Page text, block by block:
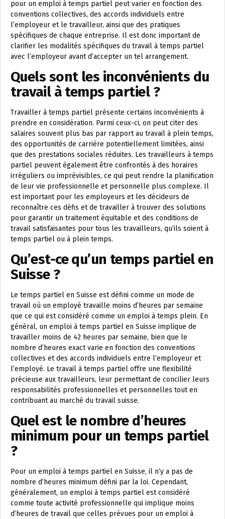
pour un emploi à temps partiel peut varier en fonction des
conventions collectives, des accords individuels entre
l’employeur et le travailleur, ainsi que des pratiques
spécifiques de chaque entreprise. Il est donc important de
clarifier les modalités spécifiques du travail à temps partiel
avec l’employeur avant d’accepter un tel arrangement.
Quels sont les inconvénients du
travail à temps partiel ?
Travailler à temps partiel présente certains inconvénients à
prendre en considération. Parmi ceux-ci, on peut citer des
salaires souvent plus bas par rapport au travail à plein temps,
des opportunités de carrière potentiellement limitées, ainsi
que des prestations sociales réduites. Les travailleurs à temps
partiel peuvent également être confrontés à des horaires
irréguliers ou imprévisibles, ce qui peut rendre la planification
de leur vie professionnelle et personnelle plus complexe. Il
est important pour les employeurs et les décideurs de
reconnaître ces défis et de travailler à trouver des solutions
pour garantir un traitement équitable et des conditions de
travail satisfaisantes pour tous les travailleurs, qu’ils soient à
temps partiel ou à plein temps.
Qu’est-ce qu’un temps partiel en
Suisse ?
Le temps partiel en Suisse est défini comme un mode de
travail où un employé travaille moins d’heures par semaine
que ce qui est considéré comme un emploi à temps plein. En
général, un emploi à temps partiel en Suisse implique de
travailler moins de 42 heures par semaine, bien que le
nombre d’heures exact varie en fonction des conventions
collectives et des accords individuels entre l’employeur et
l’employé. Le travail à temps partiel offre une flexibilité
précieuse aux travailleurs, leur permettant de concilier leurs
responsabilités professionnelles et personnelles tout en
contribuant au marché du travail suisse.
Quel est le nombre d’heures
minimum pour un temps partiel
?
Pour un emploi à temps partiel en Suisse, il n’y a pas de
nombre d’heures minimum défini par la loi. Cependant,
généralement, un emploi à temps partiel est considéré
comme toute activité professionnelle qui implique moins
d’heures de travail que celles prévues pour un emploi à